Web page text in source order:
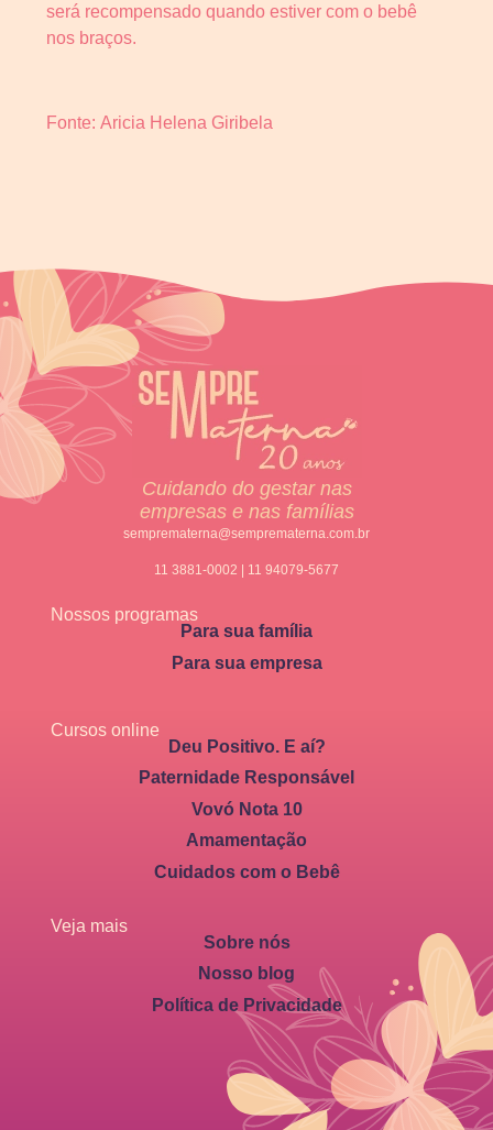
será recompensado quando estiver com o bebê
nos braços.
Fonte: Aricia Helena Giribela
Cuidando do gestar nas
empresas e nas famílias
semprematerna@semprematerna.com.br
11 3881-0002 | 11 94079-5677
Nossos programas
Para sua família
Para sua empresa
Cursos online
Deu Positivo. E aí?
Paternidade Responsável
Vovó Nota 10
Amamentação
Cuidados com o Bebê
Veja mais
Sobre nós
Nosso blog
Política de Privacidade